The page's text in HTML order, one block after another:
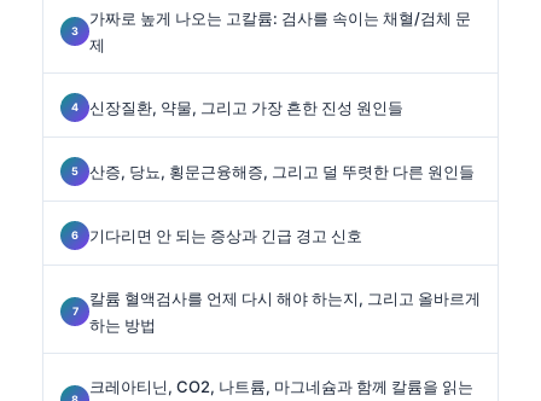
가짜로 높게 나오는 고칼륨: 검사를 속이는 채혈/검체 문
제
신장질환, 약물, 그리고 가장 흔한 진성 원인들
산증, 당뇨, 횡문근융해증, 그리고 덜 뚜렷한 다른 원인들
기다리면 안 되는 증상과 긴급 경고 신호
칼륨 혈액검사를 언제 다시 해야 하는지, 그리고 올바르게
하는 방법
크레아티닌, CO2, 나트륨, 마그네슘과 함께 칼륨을 읽는